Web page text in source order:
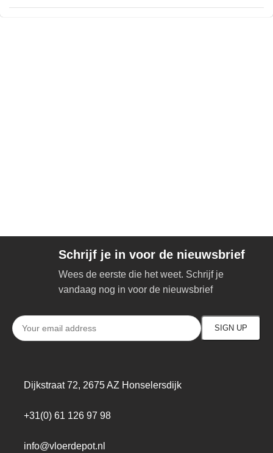
Schrijf je in voor de nieuwsbrief
Wees de eerste die het weet. Schrijf je
vandaag nog in voor de nieuwsbrief
Dijkstraat 72, 2675 AZ Honselersdijk
+31(0) 61 126 97 98
info@vloerdepot.nl